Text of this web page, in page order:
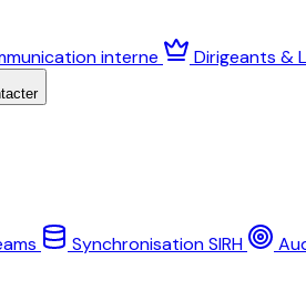
interne Dirigeants &
Synchronisation SIRH